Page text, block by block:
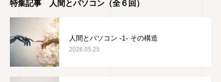
特集記事 人間とパソコン（全６回）
人間とパソコン -1- その構造
2026.05.25